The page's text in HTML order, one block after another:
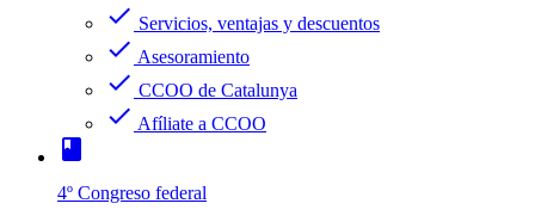
check Servicios, ventajas y descuentos
check Asesoramiento
check CCOO de Catalunya
check Afíliate a CCOO
book
4º Congreso federal